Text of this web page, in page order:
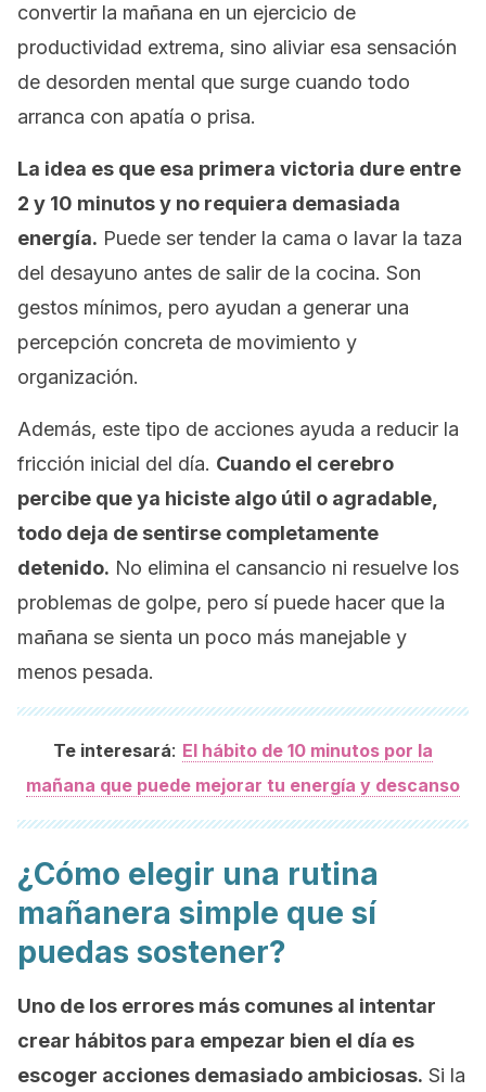
convertir la mañana en un ejercicio de
productividad extrema, sino aliviar esa sensación
de desorden mental que surge cuando todo
arranca con apatía o prisa.
La idea es que esa primera victoria dure entre
2 y 10 minutos y no requiera demasiada
energía. Puede ser tender la cama o lavar la taza
del desayuno antes de salir de la cocina. Son
gestos mínimos, pero ayudan a generar una
percepción concreta de movimiento y
organización.
Además, este tipo de acciones ayuda a reducir la
fricción inicial del día. Cuando el cerebro
percibe que ya hiciste algo útil o agradable,
todo deja de sentirse completamente
detenido. No elimina el cansancio ni resuelve los
problemas de golpe, pero sí puede hacer que la
mañana se sienta un poco más manejable y
menos pesada.
Te interesará: El hábito de 10 minutos por la
mañana que puede mejorar tu energía y descanso
¿Cómo elegir una rutina
mañanera simple que sí
puedas sostener?
Uno de los errores más comunes al intentar
crear hábitos para empezar bien el día es
escoger acciones demasiado ambiciosas. Si la